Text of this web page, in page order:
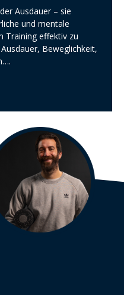
Ausdauer – sie
und mentale
Training effektiv zu
Beweglichkeit,